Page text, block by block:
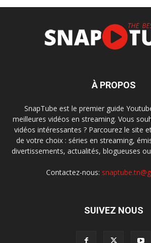
À PROPOS
SnapTube est le premier guide
meilleures vidéos en streaming. Vous
vidéos intéressantes ? Parcourez le site
de votre choix : séries en streaming,
divertissements, actualités, blogueuses
Contactez-nous:
SUIVEZ NOUS